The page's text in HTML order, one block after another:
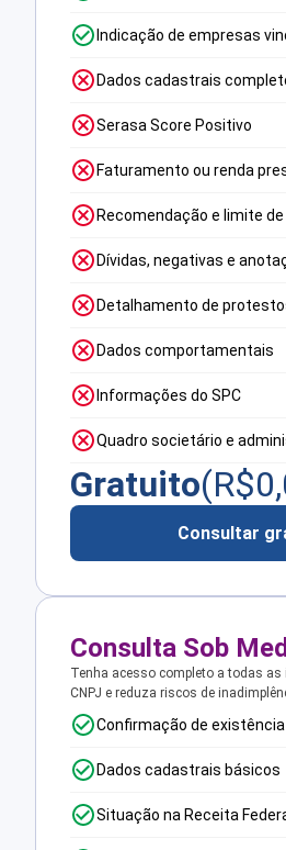
Indicação de empresas
Dados cadastrais
Serasa Score Positivo
Faturamento ou renda
Recomendação e limite
Dívidas, negativas e
Detalhamento de
Dados comportamentais
Informações do SPC
Quadro societário e
Gratuito(R$
Consultar
Consulta Sob
Tenha acesso completo a todas
CNPJ e reduza riscos de
Confirmação de existência
Dados cadastrais básicos
Situação na Receita